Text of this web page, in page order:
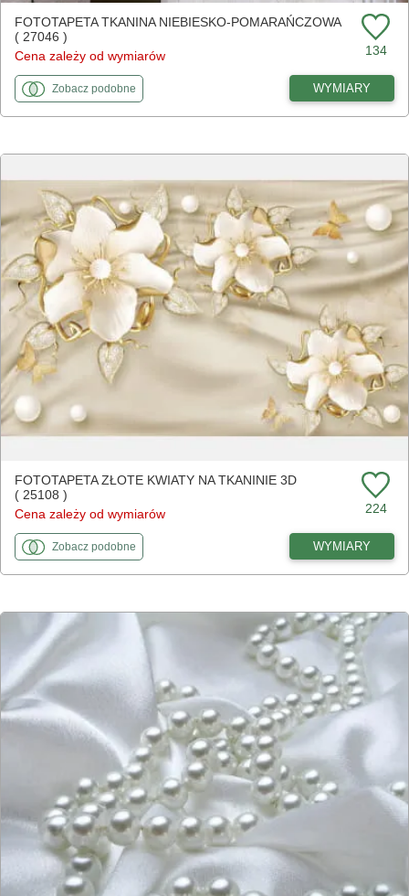
FOTOTAPETA TKANINA NIEBIESKO-POMARAŃCZOWA
( 27046 )
Cena zależy od wymiarów
134
Zobaczfototapety
podobnedo Tkanina niebiesko-pomarańczowaWYMIARY
FOTOTAPETA ZŁOTE KWIATY NA TKANINIE 3D
( 25108 )
Cena zależy od wymiarów
224
Zobaczfototapety
podobnedo Złote kwiaty na tkaninie 3D WYMIARY